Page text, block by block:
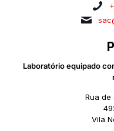
Laboratório equipado
Rua de
Vila